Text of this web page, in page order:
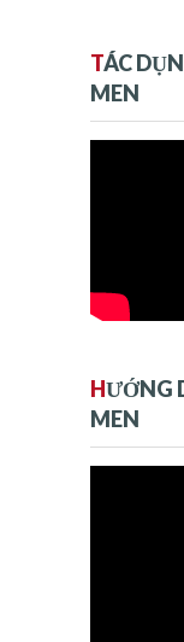
TÁC
MEN
HƯỚNG
MEN